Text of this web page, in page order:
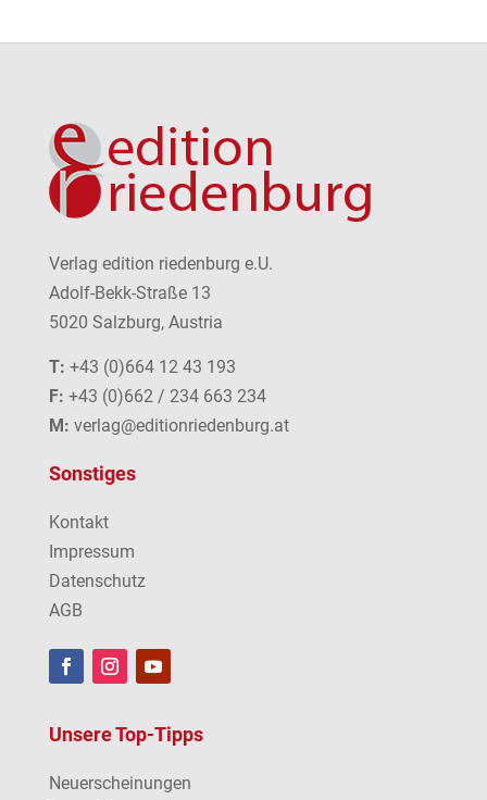
Verlag edition riedenburg e.U.
Adolf-Bekk-Straße 13
5020 Salzburg, Austria
T: +43 (0)664 12 43 193
F: +43 (0)662 / 234 663 234
M: verlag@editionriedenburg.at
Sonstiges
Kontakt
Impressum
Datenschutz
AGB
Unsere Top-Tipps
Neuerscheinungen